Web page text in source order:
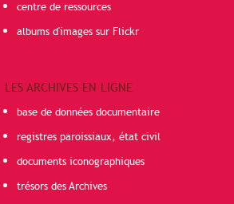
centre de ressources
albums d'images sur Flickr
LES ARCHIVES EN LIGNE
base de données documentaire
registres paroissiaux, état civil
documents iconographiques
trésors des Archives